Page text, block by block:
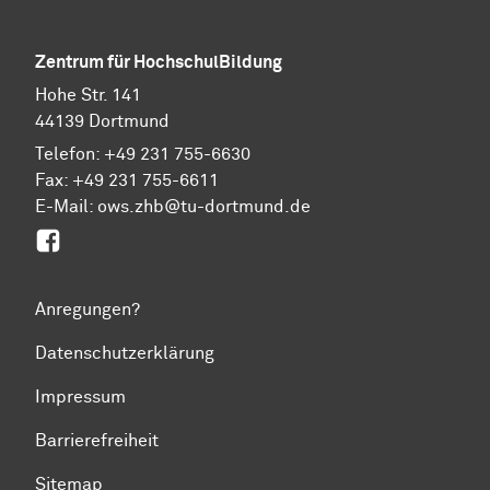
Zentrum für HochschulBildung
Hohe Str. 141
44139 Dortmund
Telefon: +49 231 755-6630
Fax: +49 231 755-6611
E-Mail: ows.zhb@tu-dortmund.de
Anregungen?
Datenschutzerklärung
Impressum
Barrierefreiheit
Sitemap